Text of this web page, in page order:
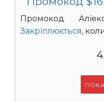
Промокод
Закріплюється,